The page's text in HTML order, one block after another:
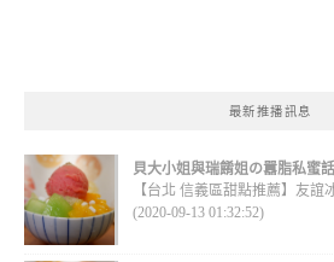
最新推播訊息
貝大小姐與瑞餚姐の囂脂私蜜
【台北 信義區甜點推薦】友誼
(2020-09-13 01:32:52)